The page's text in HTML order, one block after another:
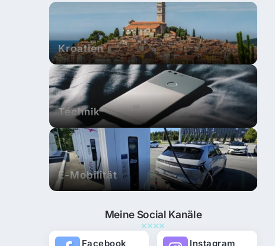
Kroatien
Technik
E-Mobilität
Meine Social Kanäle
Facebook Instagram